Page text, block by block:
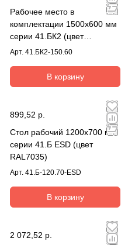
Рабочее место в
комплектации 1500х600 мм
серии 41.БК2 (цвет
RAL7035)
Арт. 41.БК2-150.60
В корзину
899,52 р.
Стол рабочий 1200х700 мм
серии 41.Б ESD (цвет
RAL7035)
Арт. 41.Б-120.70-ESD
В корзину
2 072,52 р.